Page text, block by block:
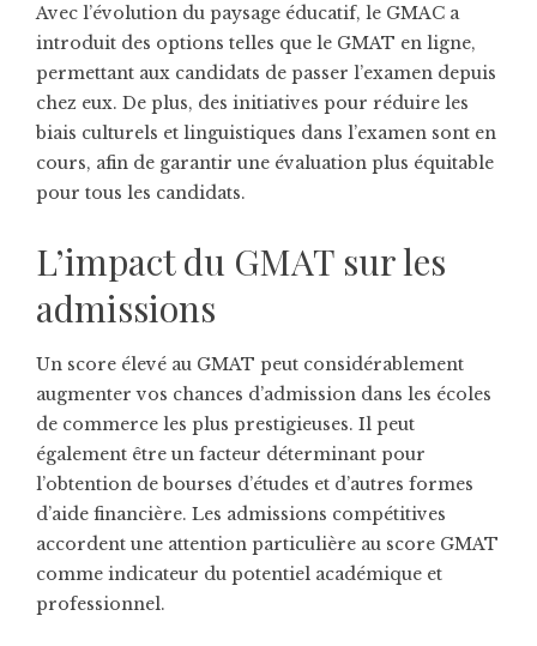
Avec l’évolution du paysage éducatif, le GMAC a
introduit des options telles que le GMAT en ligne,
permettant aux candidats de passer l’examen depuis
chez eux. De plus, des initiatives pour réduire les
biais culturels et linguistiques dans l’examen sont en
cours, afin de garantir une évaluation plus équitable
pour tous les candidats.
L’impact du GMAT sur les
admissions
Un score élevé au GMAT peut considérablement
augmenter vos chances d’admission dans les écoles
de commerce les plus prestigieuses. Il peut
également être un facteur déterminant pour
l’obtention de bourses d’études et d’autres formes
d’aide financière. Les admissions compétitives
accordent une attention particulière au score GMAT
comme indicateur du potentiel académique et
professionnel.